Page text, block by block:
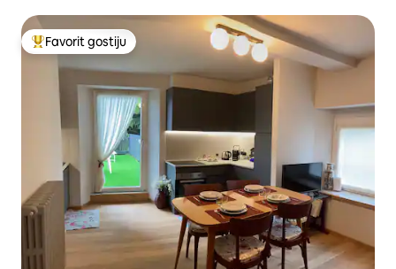
Glavni favorit gostiju
Favorit gostiju